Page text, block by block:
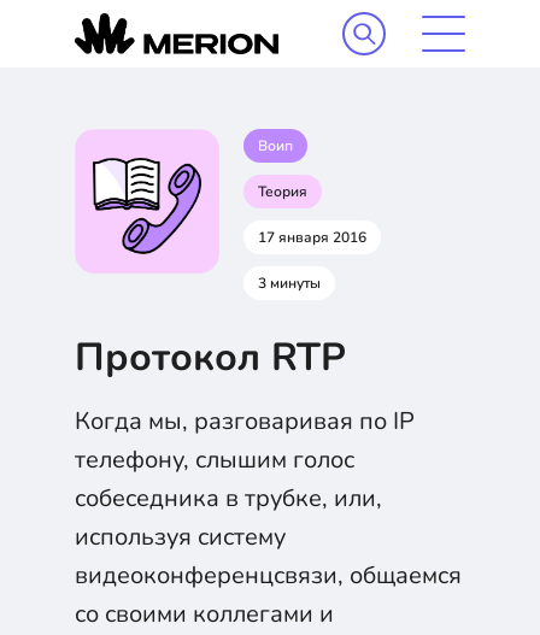
Воип
Теория
17 января 2016
3 минуты
Протокол RTP
Когда мы, разговаривая по IP
телефону, слышим голос
собеседника в трубке, или,
используя систему
видеоконференцсвязи, общаемся
со своими коллегами и